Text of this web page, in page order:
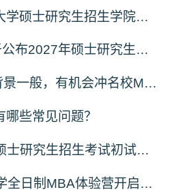
2027年北京工业大学硕士研究生招生学院、考试科目、考试大纲等调整情况
【考试大纲】关于公布2027年硕士研究生入学考试自命题考试科目考试大纲的通知
本科双非，工作背景一般，有机会冲名校MBA吗？
些常见问题？
关于我校2027年硕士研究生招生考试初试科目调整的补充公告
2027入学同济大学全日制MBA体验营开启报名！